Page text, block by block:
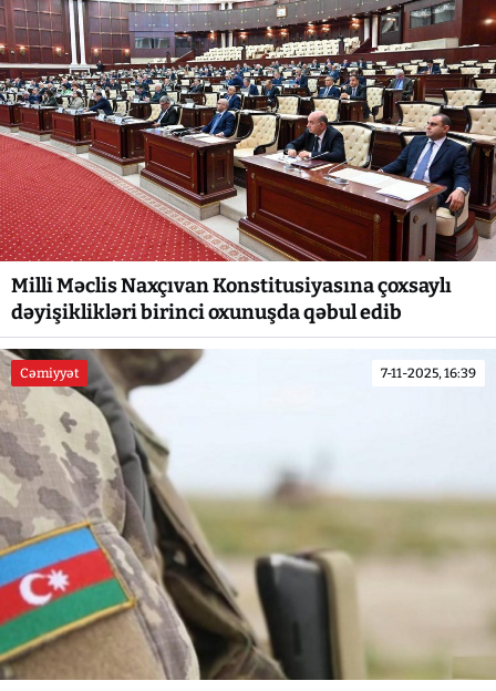
Milli Məclis Naxçıvan Konstitusiyasına çoxsaylı
dəyişiklikləri birinci oxunuşda qəbul edib
Cəmiyyət 7-11-2025, 16:39